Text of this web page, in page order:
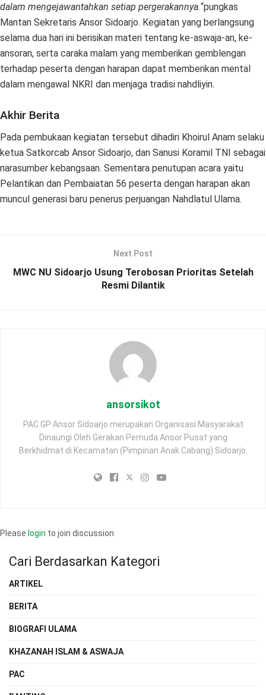
dalam mengejawantahkan setiap pergerakannya.“pungkas
Mantan Sekretaris Ansor Sidoarjo. Kegiatan yang berlangsung
selama dua hari ini berisikan materi tentang ke-aswaja-an, ke-
ansoran, serta caraka malam yang memberikan gemblengan
terhadap peserta dengan harapan dapat memberikan mental
dalam mengawal NKRI dan menjaga tradisi nahdliyin.
Akhir Berita
Pada pembukaan kegiatan tersebut dihadiri Khoirul Anam selaku
ketua Satkorcab Ansor Sidoarjo, dan Sanusi Koramil TNI sebagai
narasumber kebangsaan. Sementara penutupan acara yaitu
Pelantikan dan Pembaiatan 56 peserta dengan harapan akan
muncul generasi baru penerus perjuangan Nahdlatul Ulama.
Next Post
MWC NU Sidoarjo Usung Terobosan Prioritas Setelah
Resmi Dilantik
ansorsikot
PAC GP Ansor Sidoarjo merupakan Organisasi Masyarakat
Dinaungi Oleh Gerakan Pemuda Ansor Pusat yang
Berkhidmat di Kecamatan (Pimpinan Anak Cabang) Sidoarjo.
Please login to join discussion
Cari Berdasarkan Kategori
ARTIKEL
BERITA
BIOGRAFI ULAMA
KHAZANAH ISLAM & ASWAJA
PAC